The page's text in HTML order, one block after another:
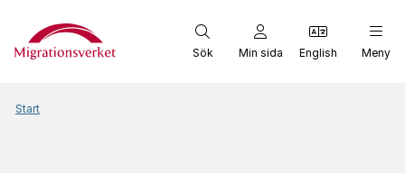
Start
Sök Min sida English Meny
Start